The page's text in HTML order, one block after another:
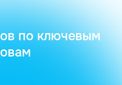
по ключевым